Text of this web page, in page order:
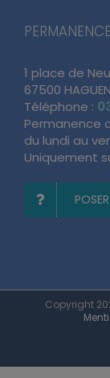
1 place de
67500
Téléphone :
Permanence
du lundi au
Uniquement
Copyright